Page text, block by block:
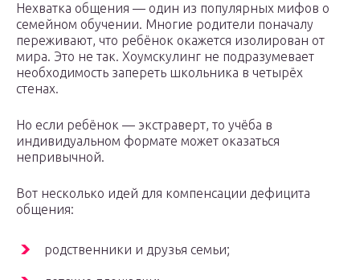
Нехватка общения — один из популярных мифов о
семейном обучении. Многие родители поначалу
переживают, что ребёнок окажется изолирован от
мира. Это не так. Хоумскулинг не подразумевает
необходимость запереть школьника в четырёх
стенах.
Но если ребёнок — экстраверт, то учёба в
индивидуальном формате может оказаться
непривычной.
Вот несколько идей для компенсации дефицита
общения:
родственники и друзья семьи;